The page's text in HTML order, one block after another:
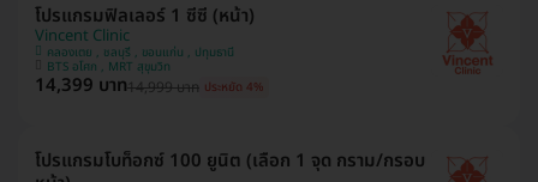
โปรแกรมฟิลเลอร์ 1 ซีซี (หน้า)
Vincent Clinic
คลองเตย , ชลบุรี , ขอนแก่น , ปทุมธานี
BTS อโศก , MRT สุขุมวิท
14,399 บาท14,999 บาท ประหยัด 4%
โปรแกรมโบท็อกซ์ 100 ยูนิต (เลือก 1 จุด กราม/กรอบ